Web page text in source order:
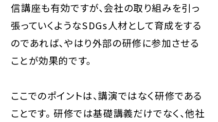
信講座も有効ですが、会社の取り組みを引っ
張っていくようなSDGs人材として育成をする
のであれば、やはり外部の研修に参加させる
ことが効果的です。
ここでのポイントは、講演ではなく研修である
ことです。 研修では基礎講義だけでなく、他社